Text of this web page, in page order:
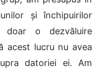
și închipuirilor
o dezvăluire
acest lucru nu avea
datoriei ei. Am